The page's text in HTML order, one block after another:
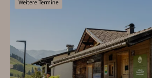
Weitere Termine